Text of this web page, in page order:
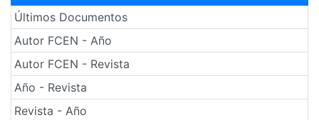
Últimos Documentos
Autor FCEN - Año
Autor FCEN - Revista
Año - Revista
Revista - Año